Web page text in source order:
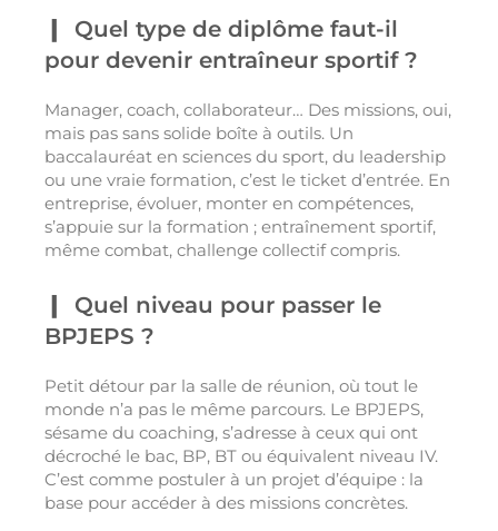
Quel type de diplôme faut-il
pour devenir entraîneur sportif ?
Manager, coach, collaborateur… Des missions, oui,
mais pas sans solide boîte à outils. Un
baccalauréat en sciences du sport, du leadership
ou une vraie formation, c’est le ticket d’entrée. En
entreprise, évoluer, monter en compétences,
s’appuie sur la formation ; entraînement sportif,
même combat, challenge collectif compris.
Quel niveau pour passer le
BPJEPS ?
Petit détour par la salle de réunion, où tout le
monde n’a pas le même parcours. Le BPJEPS,
sésame du coaching, s’adresse à ceux qui ont
décroché le bac, BP, BT ou équivalent niveau IV.
C’est comme postuler à un projet d’équipe : la
base pour accéder à des missions concrètes.